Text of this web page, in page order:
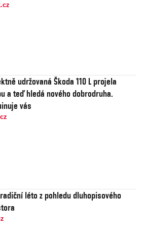
udržovaná Škoda 110 L projela
a teď hledá nového dobrodruha.
vás
léto z pohledu dluhopisového